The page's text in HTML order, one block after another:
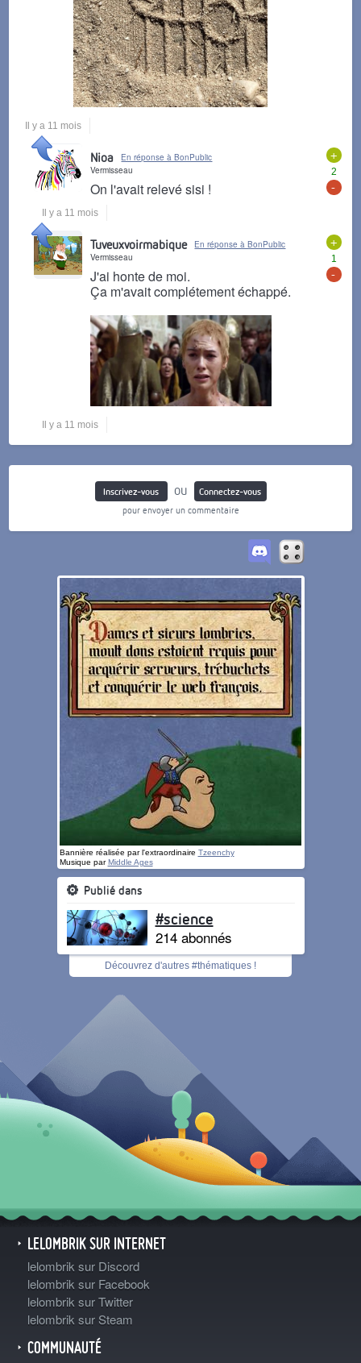
Il y a 11 mois
+
2
-
Nioa
En réponse à BonPublic
Vermisseau
On l'avait relevé sisi !
Il y a 11 mois
+
1
-
Tuveuxvoirmabique
En réponse à BonPublic
Vermisseau
J'ai honte de moi.
Ça m'avait complétement échappé.
Il y a 11 mois
Inscrivez-vous ou
Connectez-vous
pour envoyer un commentaire
Bannière réalisée par l'extraordinaire Tzeenchy
Musique parMiddle Ages
Publié dans
#science
214 abonnés
Découvrez d'autres #thématiques !
LELOMBRIK SUR INTERNET
lelombrik sur Discord
lelombrik sur Facebook
lelombrik sur Twitter
lelombrik sur Steam
COMMUNAUTÉ